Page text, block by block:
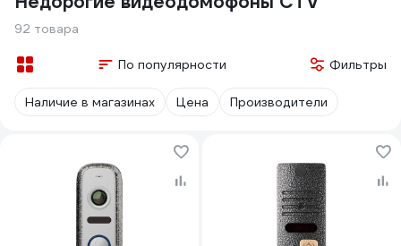
92 товара
По популярности Фильтры
Наличие в магазинах Цена Производители